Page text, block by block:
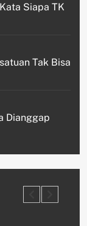
Siapa TK
Tak Bisa
Dianggap